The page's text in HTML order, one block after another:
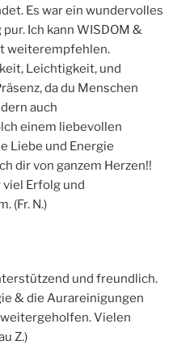
Es war ein wundervolles
Ich kann WISDOM &
weiterempfehlen.
Leichtigkeit, und
da du Menschen
auch
einem liebevollen
Liebe und Energie
dir von ganzem Herzen!!
Erfolg und
(Fr. N.)
und freundlich.
& die Aurareinigungen
Vielen
Z.)